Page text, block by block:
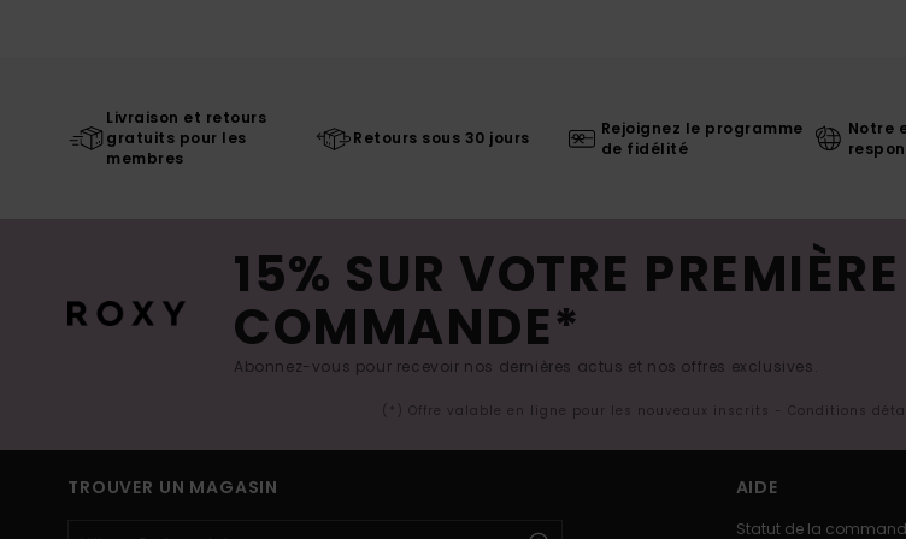
Livraison et retours
gratuits pour les
membres
Retours sous 30 jours
Rejoignez le programme
de fidélité
Notre
15% SUR VOTRE PREMIÈRE
COMMANDE*
Abonnez-vous pour recevoir nos dernières actus et nos offres exclusives.
(*) Offre valable en ligne pour les nouveaux inscrits - Conditions
TROUVER UN MAGASIN AIDE
Statut de la